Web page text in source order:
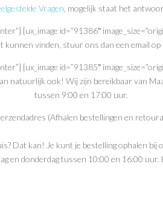
Vragen , mogelijk staat het
[ux_image id=”91386″
vinden, stuur ons dan een email op
[ux_image id=”91385″
natuurlijk ook! Wij zijn bereikbaar van
tussen 9:00 en 17:00 uur.
(Afhalen bestellingen en
Dat kan! Je kunt je bestelling ophalen bij
en donderdag tussen 10:00 en 16:00